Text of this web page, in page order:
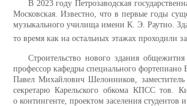
В 2023 году Петрозаводская
Московская. Известно, что в первые годы
музыкального училища имени К. Э. Раутио.
то время как на остальных этажах проходили
Строительство нового здания
профессор кафедры специального
Павел Михайлович Шелонников, заместитель
секретарю Карельского обкома КПСС тов.
о контингенте, проектом заселения студентов